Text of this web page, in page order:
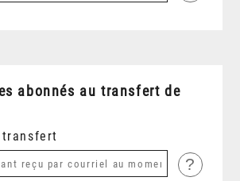
abonnés au transfert de
transfert
?